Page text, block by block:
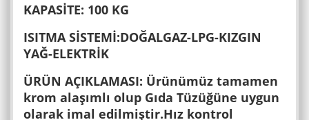
KAPASİTE: 100 KG
ISITMA SİSTEMİ:DOĞALGAZ-LPG-KIZGIN
YAĞ-ELEKTRİK
ÜRÜN AÇIKLAMASI: Ürünümüz tamamen
krom alaşımlı olup Gıda Tüzüğüne uygun
olarak imal edilmiştir.Hız kontrol